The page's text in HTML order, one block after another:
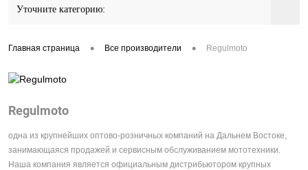
Уточните категорию:
Главная страница • Все производители • Regulmoto
Regulmoto
одна из крупнейших оптово-розничных компаний на Дальнем Востоке,
занимающаяся продажей и сервисным обслуживанием мототехники.
Наша компания является официальным дистрибьютором крупных